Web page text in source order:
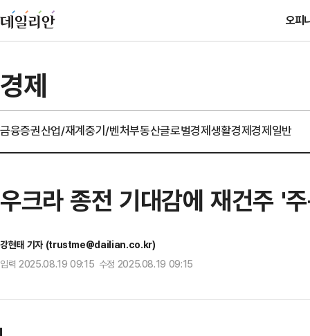
오피
경제
금융증권산업/재계중기/벤처부동산글로벌경제생활경제경제일반
우크라 종전 기대감에 재건주
강현태 기자 (trustme@dailian.co.kr)
입력 2025.08.19 09:15 수정 2025.08.19 09:15